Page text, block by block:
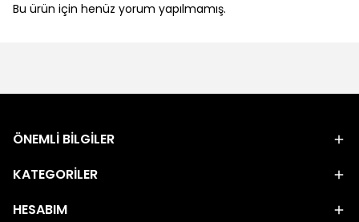
Bu ürün için henüz yorum yapılmamış.
ÖNEMLİ BİLGİLER
KATEGORİLER
HESABIM